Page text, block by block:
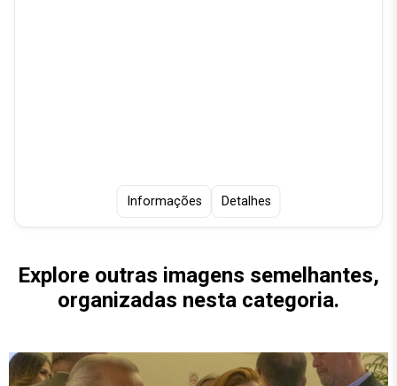
Informações Detalhes
Explore outras imagens semelhantes,
organizadas nesta categoria.